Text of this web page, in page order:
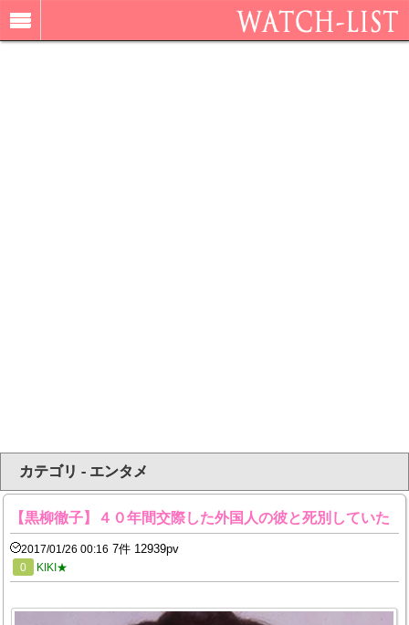
カテゴリ - エンタメ
【黒柳徹子】４０年間交際した外国人の彼と死別していた
2017/01/26 00:16 7件 12939pv
0 KIKI★